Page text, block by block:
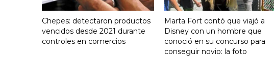
Chepes: detectaron productos
vencidos desde 2021 durante
controles en comercios
Marta Fort contó que viajó a
Disney con un hombre que
conoció en su concurso para
conseguir novio: la foto